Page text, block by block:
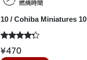
10 / Cohiba Miniatures 10
¥470